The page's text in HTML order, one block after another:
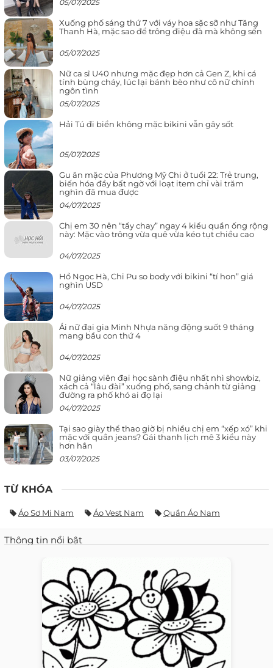
05/07/2025
Xuống phố sáng thứ 7 với váy hoa sặc sỡ như Tăng
Thanh Hà, mặc sao để trông điệu đà mà không sến
05/07/2025
Nữ ca sĩ U40 nhưng mặc đẹp hơn cả Gen Z, khi cá
tính bùng cháy, lúc lại bánh bèo như cô nữ chính
ngôn tình
05/07/2025
Hải Tú đi biển không mặc bikini vẫn gây sốt
05/07/2025
Gu ăn mặc của Phương Mỹ Chi ở tuổi 22: Trẻ trung,
biến hóa đầy bất ngờ với loạt item chỉ vài trăm
nghìn đã mua được
04/07/2025
Chị em 30 nên “tẩy chay” ngay 4 kiểu quần ống rộng
này: Mặc vào trông vừa quê vừa kéo tụt chiều cao
04/07/2025
Hồ Ngọc Hà, Chi Pu so body với bikini “tí hon” giá
nghìn USD
04/07/2025
Ái nữ đại gia Minh Nhựa năng động suốt 9 tháng
mang bầu con thứ 4
04/07/2025
Nữ giảng viên đại học sành điệu nhất nhì showbiz,
xách cả “lâu đài” xuống phố, sang chảnh từ giảng
đường ra phố khó ai đọ lại
04/07/2025
Tại sao giày thể thao giờ bị nhiều chị em “xếp xó” khi
mặc với quần jeans? Gái thanh lịch mê 3 kiểu này
hơn hẳn
03/07/2025
TỪ KHÓA
Áo Sơ Mi Nam Áo Vest Nam Quần Áo Nam
Thông tin nổi bật